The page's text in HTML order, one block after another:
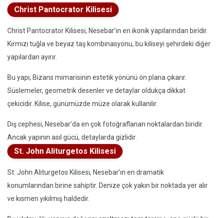
Christ Pantocrator Kilisesi
Christ Pantocrator Kilisesi, Nesebar’ın en ikonik yapılarından biridir.
Kırmızı tuğla ve beyaz taş kombinasyonu, bu kiliseyi şehirdeki diğer
yapılardan ayırır.
Bu yapı, Bizans mimarisinin estetik yönünü ön plana çıkarır.
Süslemeler, geometrik desenler ve detaylar oldukça dikkat
çekicidir. Kilise, günümüzde müze olarak kullanılır.
Dış cephesi, Nesebar’da en çok fotoğraflanan noktalardan biridir.
Ancak yapının asıl gücü, detaylarda gizlidir.
St. John Aliturgetos Kilisesi
St. John Aliturgetos Kilisesi, Nesebar’ın en dramatik
konumlarından birine sahiptir. Denize çok yakın bir noktada yer alır
ve kısmen yıkılmış haldedir.